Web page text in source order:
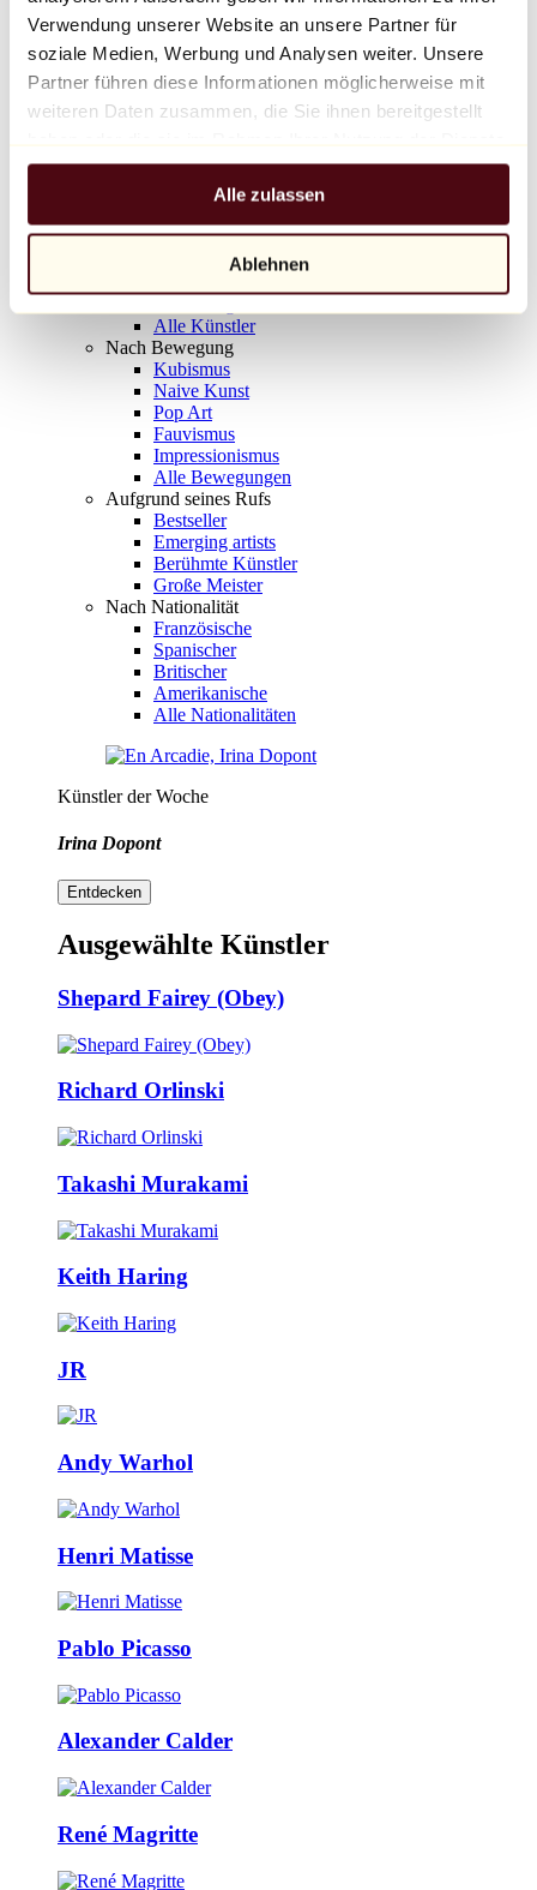
Verwendung unserer Website an unsere Partner für
soziale Medien, Werbung und Analysen weiter. Unsere
Partner führen diese Informationen möglicherweise mit
weiteren Daten zusammen, die Sie ihnen bereitgestellt
gesammelt haben.
Alle zulassen
Ablehnen
Balloon Dog (Orange)
Jeff Koons
10.000 €
Entdecken
Alle Bildhauer
Alle Fotografen
Alle Künstler
Nach Bewegung
Kubismus
Naive Kunst
Pop Art
Fauvismus
Impressionismus
Alle Bewegungen
Aufgrund seines Rufs
Bestseller
Emerging artists
Berühmte Künstler
Große Meister
Nach Nationalität
Französische
Spanischer
Britischer
Amerikanische
Alle Nationalitäten
Künstler der Woche
Irina Dopont
Entdecken
Ausgewählte Künstler
Shepard Fairey (Obey)
Richard Orlinski
Takashi Murakami
Keith Haring
JR
Andy Warhol
Henri Matisse
Pablo Picasso
Alexander Calder
René Magritte